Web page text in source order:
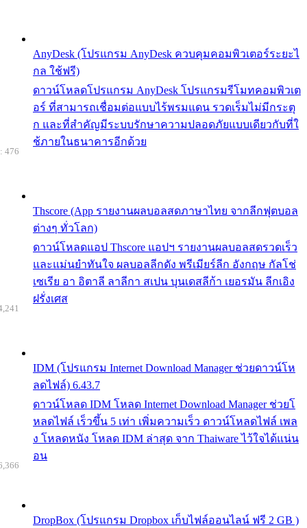
AnyDesk (โปรแกรม AnyDesk ควบคุมคอมพิวเตอร์ระยะไ
กล ใช้ฟรี)
ดาวน์โหลดโปรแกรม AnyDesk โปรแกรมรีโมทคอมพิวเต
อร์ ที่สามารถเชื่อมต่อแบบไร้พรมแดน รวดเร็มไม่มีกระตุ
ก และที่สำคัญมีระบบรักษาความปลอดภัยแบบเดียวกับที่ใ
ช้ภายในธนาคารอีกด้วย
Thscore (App รายงานผลบอลสดภาษาไทย จากลีกฟุตบอล
ต่างๆ ทั่วโลก)
ดาวน์โหลดแอป Thscore แอปฯ รายงานผลบอลสดรวดเร็ว
และแม่นยำทันใจ ผลบอลลีกดัง พรีเมียร์ลีก อังกฤษ กัลโช่
เซเรีย อา อิตาลี ลาลีกา สเปน บุนเดสลีก้า เยอรมัน ลีกเอิง
ฝรั่งเศส
476
IDM (โปรแกรม Internet Download Manager ช่วยดาวน์โห
ลดไฟล์) 6.43.7
ดาวน์โหลด IDM โหลด Internet Download Manager ช่วยโ
หลดไฟล์ เร็วขึ้น 5 เท่า เพิ่มความเร็ว ดาวน์โหลดไฟล์ เพล
ง โหลดหนัง โหลด IDM ล่าสุด จาก Thaiware ไว้ใจได้แน่น
อน
DropBox (โปรแกรม Dropbox เก็บไฟล์ออนไลน์ ฟรี 2 GB )